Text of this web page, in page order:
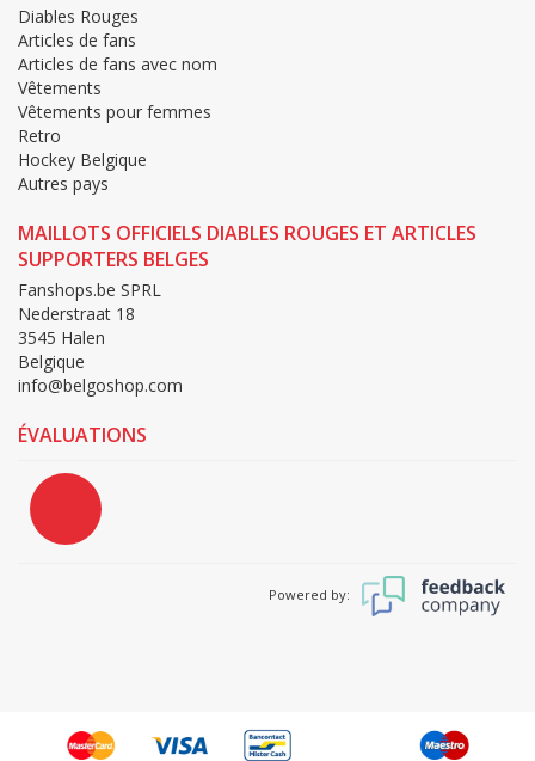
Diables Rouges
Articles de fans
Articles de fans avec nom
Vêtements
Vêtements pour femmes
Retro
Hockey Belgique
Autres pays
MAILLOTS OFFICIELS DIABLES ROUGES ET ARTICLES
SUPPORTERS BELGES
Fanshops.be SPRL
Nederstraat 18
3545 Halen
Belgique
info@belgoshop.com
ÉVALUATIONS
Powered by: